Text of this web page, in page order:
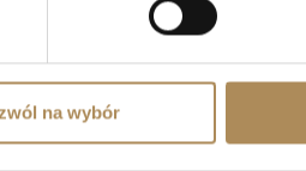
na wybór
przedmiotu?